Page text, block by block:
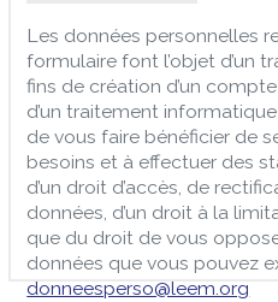
Les données personnelles
formulaire font l’objet d’un
fins de création d’un
d’un traitement
de vous faire bénéficier de
besoins et à effectuer des
d’un droit d’accès, de
données, d’un droit à la
que du droit de vous
données que vous pouvez
donneesperso@leem.org